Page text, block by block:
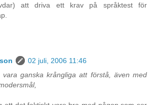
att driva ett krav på språktest för
02 juli, 2006 11:46
vara ganska krångliga att förstå, även med